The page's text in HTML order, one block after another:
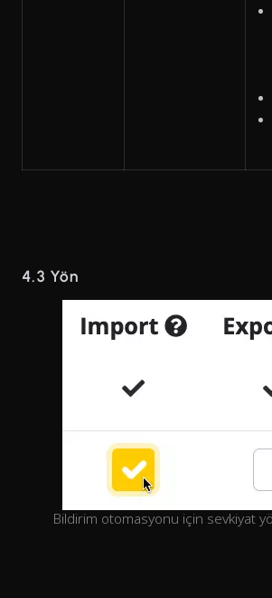
4.3 Yön
Bildirim otomasyonu için sevkiyat